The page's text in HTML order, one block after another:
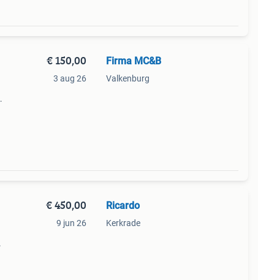
€ 150,00
3 aug 26
Firma MC&B
Valkenburg
€ 450,00
9 jun 26
Ricardo
Kerkrade